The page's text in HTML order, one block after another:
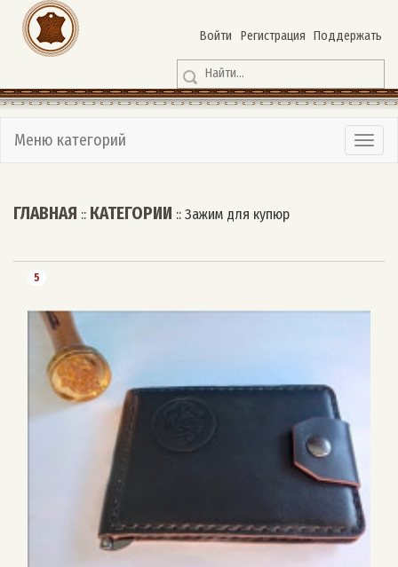
Войти Регистрация Поддержать
Меню категорий
ГЛАВНАЯ :: КАТЕГОРИИ :: Зажим для купюр
5